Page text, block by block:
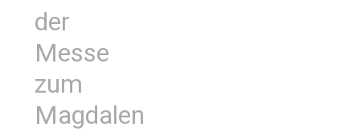
der
Messe
zum
Magdalen